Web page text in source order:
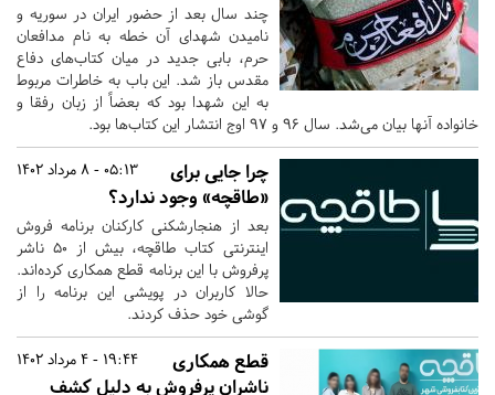
چند سال بعد از حضور ایران در سوریه و
نامیدن شهدای آن خطه به نام مدافعان
حرم، بابی جدید در میان کتاب‌های دفاع
مقدس باز شد. این باب به خاطرات مربوط
به این شهدا بود که بعضاً از زبان رفقا و
خانواده آنها بیان می‌شد. سال ۹۶ و ۹۷ اوج انتشار این کتاب‌ها بود.
05:13 - 8 مرداد 1402
چرا جایی برای
«طاقچه» وجود ندارد؟
بعد از هنجارشکنی کارکنان برنامه فروش
اینترنتی کتاب طاقچه، بیش از 50 ناشر
پرفروش با این برنامه قطع همکاری کرده‌اند.
حالا کاربران در پویشی این برنامه را از
گوشی‌ خود حذف کردند.
19:44 - 4 مرداد 1402
قطع همکاری
ناشران پرفروش به دلیل کشف